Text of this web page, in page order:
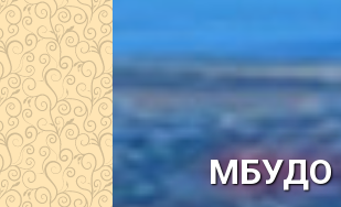
МБУДО